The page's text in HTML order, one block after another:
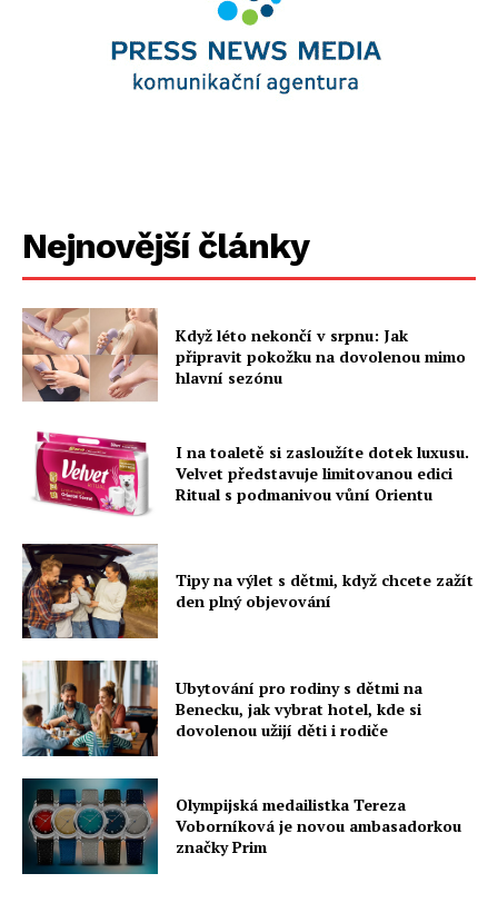
Nejnovější články
Když léto nekončí v srpnu: Jak
připravit pokožku na dovolenou mimo
hlavní sezónu
I na toaletě si zasloužíte dotek luxusu.
Velvet představuje limitovanou edici
Ritual s podmanivou vůní Orientu
Tipy na výlet s dětmi, když chcete zažít
den plný objevování
Ubytování pro rodiny s dětmi na
Benecku, jak vybrat hotel, kde si
dovolenou užijí děti i rodiče
Olympijská medailistka Tereza
Voborníková je novou ambasadorkou
značky Prim